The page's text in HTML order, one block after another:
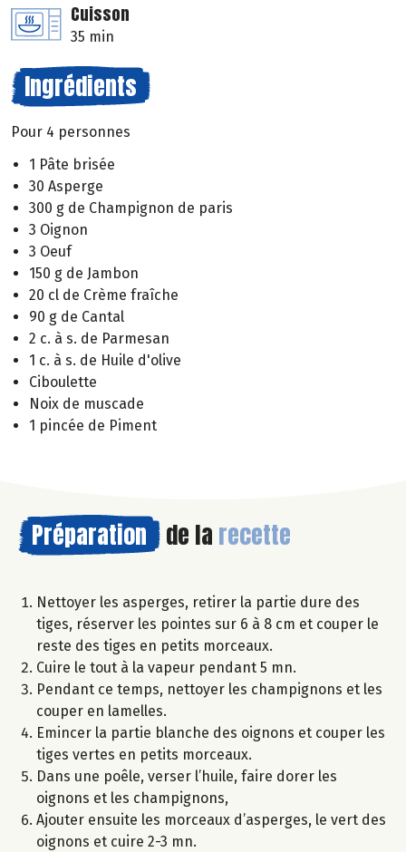
Cuisson
35 min
Ingrédients
Pour 4 personnes
1 Pâte brisée
30 Asperge
300 g de Champignon de paris
3 Oignon
3 Oeuf
150 g de Jambon
20 cl de Crème fraîche
90 g de Cantal
2 c. à s. de Parmesan
1 c. à s. de Huile d'olive
Ciboulette
Noix de muscade
1 pincée de Piment
Préparation de la recette
Nettoyer les asperges, retirer la partie dure des
tiges, réserver les pointes sur 6 à 8 cm et couper le
reste des tiges en petits morceaux.
Cuire le tout à la vapeur pendant 5 mn.
Pendant ce temps, nettoyer les champignons et les
couper en lamelles.
Emincer la partie blanche des oignons et couper les
tiges vertes en petits morceaux.
Dans une poêle, verser l’huile, faire dorer les
oignons et les champignons,
Ajouter ensuite les morceaux d’asperges, le vert des
oignons et cuire 2-3 mn.